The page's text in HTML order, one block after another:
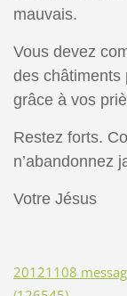
mauvais.
Vous devez
des châtiments
grâce à vos
Restez forts.
n’abandonnez
Votre Jésus
20121108